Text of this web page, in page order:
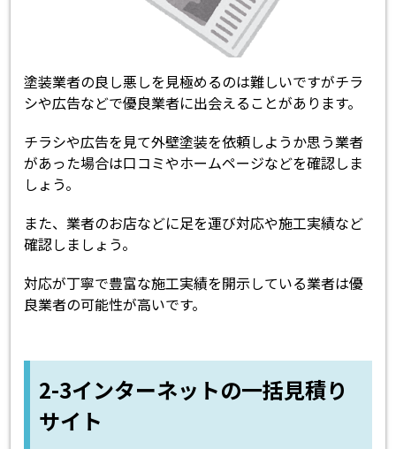
塗装業者の良し悪しを見極めるのは難しいですがチラ
シや広告などで優良業者に出会えることがあります。
チラシや広告を見て外壁塗装を依頼しようか思う業者
があった場合は口コミやホームページなどを確認しま
しょう。
また、業者のお店などに足を運び対応や施工実績など
確認しましょう。
対応が丁寧で豊富な施工実績を開示している業者は優
良業者の可能性が高いです。
2-3インターネットの一括見積り
サイト